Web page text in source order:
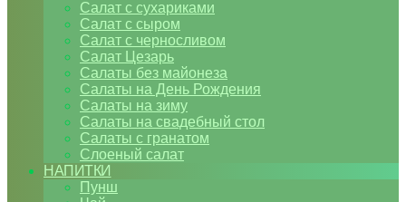
Салат с сухариками
Салат с сыром
Салат с черносливом
Салат Цезарь
Салаты без майонеза
Салаты на День Рождения
Салаты на зиму
Салаты на свадебный стол
Салаты с гранатом
Слоеный салат
НАПИТКИ
Пунш